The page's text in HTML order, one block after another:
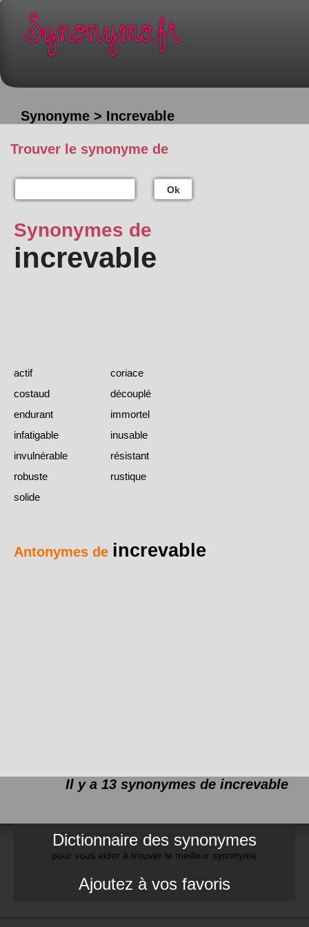
Synonyme > Increvable
Trouver le synonyme de
Ok
Synonymes de
increvable
actif
coriace
costaud
découplé
endurant
immortel
infatigable
inusable
invulnérable
résistant
robuste
rustique
solide
Antonymes de increvable
Il y a 13 synonymes de increvable
Dictionnaire des synonymes
pour vous aider à trouver le meilleur synonyme
Ajoutez à vos favoris